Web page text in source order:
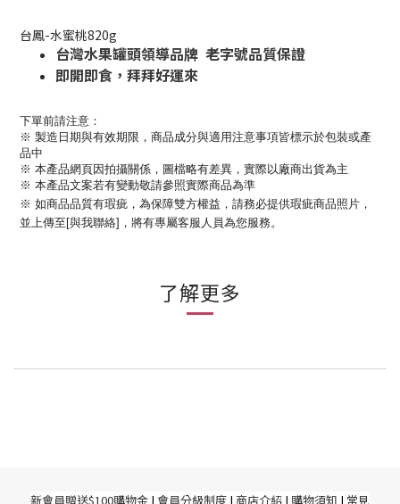
台鳳-水蜜桃820g
台灣水果罐頭領導品牌 老字號品質保證
即開即食，拜拜好運來
下單前請注意：
※ 製造日期與有效期限， 商品成分與適用注意事項皆標示於包裝或產
品中
※ 本產品網頁因拍攝關係，圖檔略有差異，實際以廠商出貨為主
※ 本產品文案若有變動敬請參照實際商品為準
※ 如商品品質有瑕疵，為保障雙方權益，請務必提供瑕疵商品照片，
並上傳至[與我聯絡]，將有專屬客服人員為您服務。
了解更多
新會員贈送$100購物金 | 會員分級制度 | 商店介紹 | 購物須知 | 常見